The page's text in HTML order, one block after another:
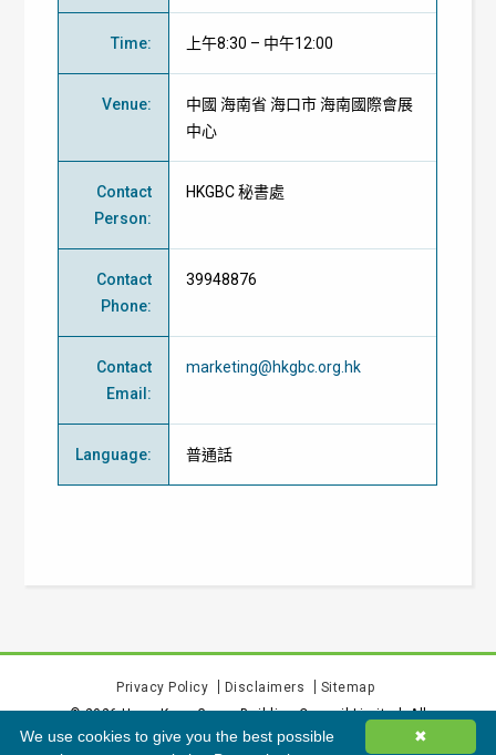
Time: 上午8:30 – 中午12:00
Venue:
中國 海南省 海口市 海南國際會展
中心
Contact
Person:
HKGBC 秘書處
Contact
Phone:
39948876
Contact
Email :
marketing@hkgbc.org.hk
Language: 普通話
Privacy Policy Disclaimers
Sitemap
©2026Hong Kong Green Building Council Limited. All
rights reserved.
✖
We use cookies to give you the best possible